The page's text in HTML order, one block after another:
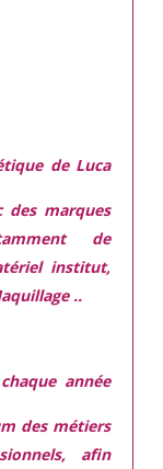
de Luca
des marques
de
institut,
..
année
des métiers
afin